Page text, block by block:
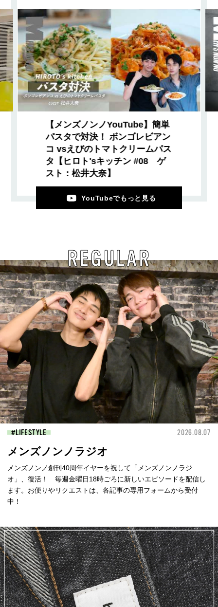
【メンズノンノYouTube】簡単
パスタで対決！ ボンゴレビアン
コ vsえびのトマトクリームパス
タ【ヒロト'sキッチン #08 ゲ
スト：松井大奈】
YouTubeでもっと見る
REGULAR
LIFESTYLE 2026.08.07
メンズノンノラジオ
メンズノンノ創刊40周年イヤーを祝して「メンズノンノラジ
オ」、復活！ 毎週金曜日18時ごろに新しいエピソードを配信し
ます。お便りやリクエストは、各記事の専用フォームから受付
中！